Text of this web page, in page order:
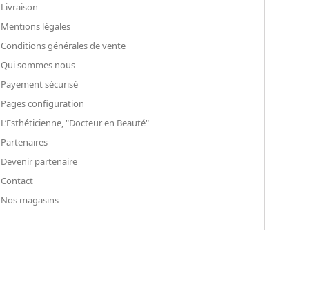
Livraison
Mentions légales
Conditions générales de vente
Qui sommes nous
Payement sécurisé
Pages configuration
L’Esthéticienne, "Docteur en Beauté"
Partenaires
Devenir partenaire
Contact
Nos magasins